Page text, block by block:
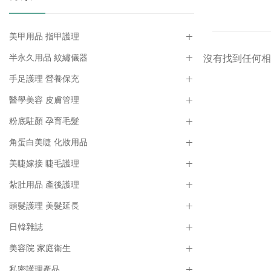
美甲用品 指甲護理
半永久用品 紋繡儀器
手足護理 營養保充
醫學美容 皮膚管理
粉底駐顏 孕育毛髮
角蛋白美睫 化妝用品
美睫嫁接 睫毛護理
紮肚用品 產後護理
頭髮護理 美髮延長
日韓雜誌
美容院 家庭衛生
沒有找到任何